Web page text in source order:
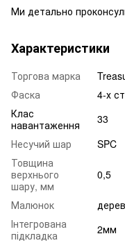
Ми детально
Характеристики
Торгова марка
Фаска
4-х
Клас
навантаження
33
Несучий шар
SPC
Товщина
верхнього
шару, мм
0,5
Малюнок
Інтегрована
підкладка
2мм